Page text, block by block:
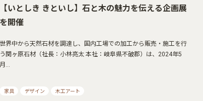
【いとしき きといし】石と木の魅力を伝える企画展
を開催
世界中から天然石材を調達し、国内工場での加工から販売・施工を行
う関ヶ原石材（社長：小林亮太 本社：岐阜県不破郡）は、2024年5
月…
家具 デザイン 木工アート